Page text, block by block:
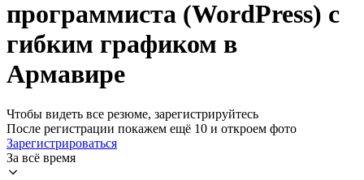
программиста (WordPress) с
гибким графиком в
Армавире
Чтобы видеть все резюме, зарегистрируйтесь
После регистрации покажем ещё 10 и откроем фото
Зарегистрироваться
За всё время